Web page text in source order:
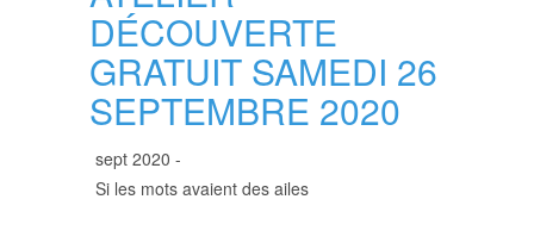
DÉCOUVERTE
GRATUIT SAMEDI 26
SEPTEMBRE 2020
sept 2020 -
Si les mots avaient des ailes